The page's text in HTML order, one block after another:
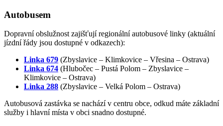
Autobusem
Dopravní obslužnost zajišťují regionální autobusové linky (aktuální
jízdní řády jsou dostupné v odkazech):
Linka 679 (Zbyslavice – Klimkovice – Vřesina – Ostrava)
Linka 674 (Hlubočec – Pustá Polom – Zbyslavice –
Klimkovice – Ostrava)
Linka 288 (Zbyslavice – Velká Polom – Ostrava)
Autobusová zastávka se nachází v centru obce, odkud máte základní
služby i hlavní místa v obci snadno dostupné.